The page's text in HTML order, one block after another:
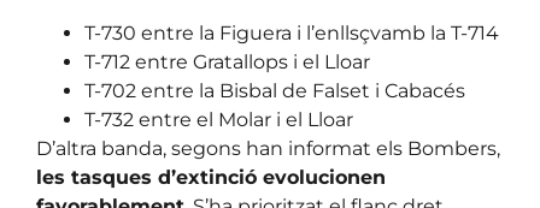
T-730 entre la Figuera i l’enllsçvamb la T-714
T-712 entre Gratallops i el Lloar
T-702 entre la Bisbal de Falset i Cabacés
T-732 entre el Molar i el Lloar
D’altra banda, segons han informat els Bombers,
les tasques d’extinció evolucionen